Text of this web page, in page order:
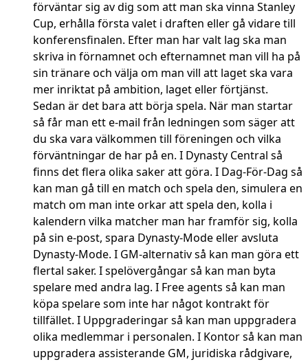
förväntar sig av dig som att man ska vinna Stanley
Cup, erhålla första valet i draften eller gå vidare till
konferensfinalen. Efter man har valt lag ska man
skriva in förnamnet och efternamnet man vill ha på
sin tränare och välja om man vill att laget ska vara
mer inriktat på ambition, laget eller förtjänst.
Sedan är det bara att börja spela. När man startar
så får man ett e-mail från ledningen som säger att
du ska vara välkommen till föreningen och vilka
förväntningar de har på en. I Dynasty Central så
finns det flera olika saker att göra. I Dag-För-Dag så
kan man gå till en match och spela den, simulera en
match om man inte orkar att spela den, kolla i
kalendern vilka matcher man har framför sig, kolla
på sin e-post, spara Dynasty-Mode eller avsluta
Dynasty-Mode. I GM-alternativ så kan man göra ett
flertal saker. I spelövergångar så kan man byta
spelare med andra lag. I Free agents så kan man
köpa spelare som inte har något kontrakt för
tillfället. I Uppgraderingar så kan man uppgradera
olika medlemmar i personalen. I Kontor så kan man
uppgradera assisterande GM, juridiska rådgivare,